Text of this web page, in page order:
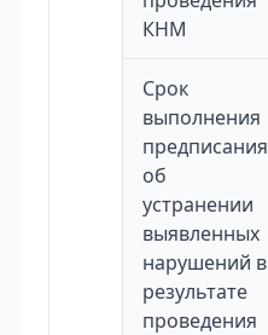
КНМ
Срок
выполнения
предписания
об
устранении
выявленных
нарушений в
результате
проведения